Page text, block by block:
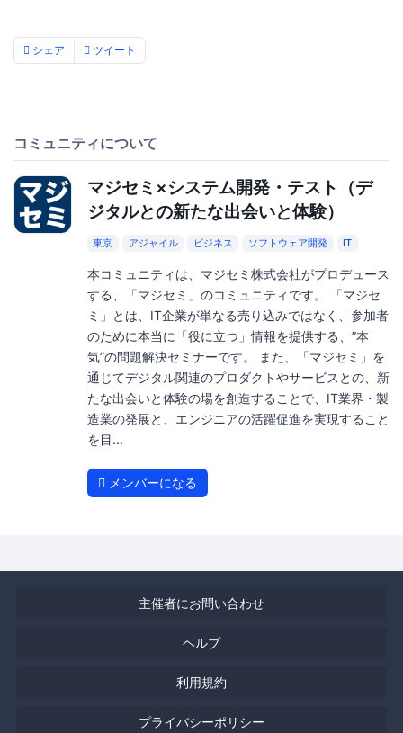
シェア ツイート
コミュニティについて
マジセミ×システム開発・テスト（デ
ジタルとの新たな出会いと体験）
東京 アジャイル ビジネス ソフトウェア開発 IT
本コミュニティは、マジセミ株式会社がプロデュース
する、「マジセミ」のコミュニティです。 「マジセ
ミ」とは、IT企業が単なる売り込みではなく、参加者
のために本当に「役に立つ」情報を提供する、”本
気”の問題解決セミナーです。 また、「マジセミ」を
通じてデジタル関連のプロダクトやサービスとの、新
たな出会いと体験の場を創造することで、IT業界・製
造業の発展と、エンジニアの活躍促進を実現すること
を目...
メンバーになる
主催者にお問い合わせ
ヘルプ
利用規約
プライバシーポリシー